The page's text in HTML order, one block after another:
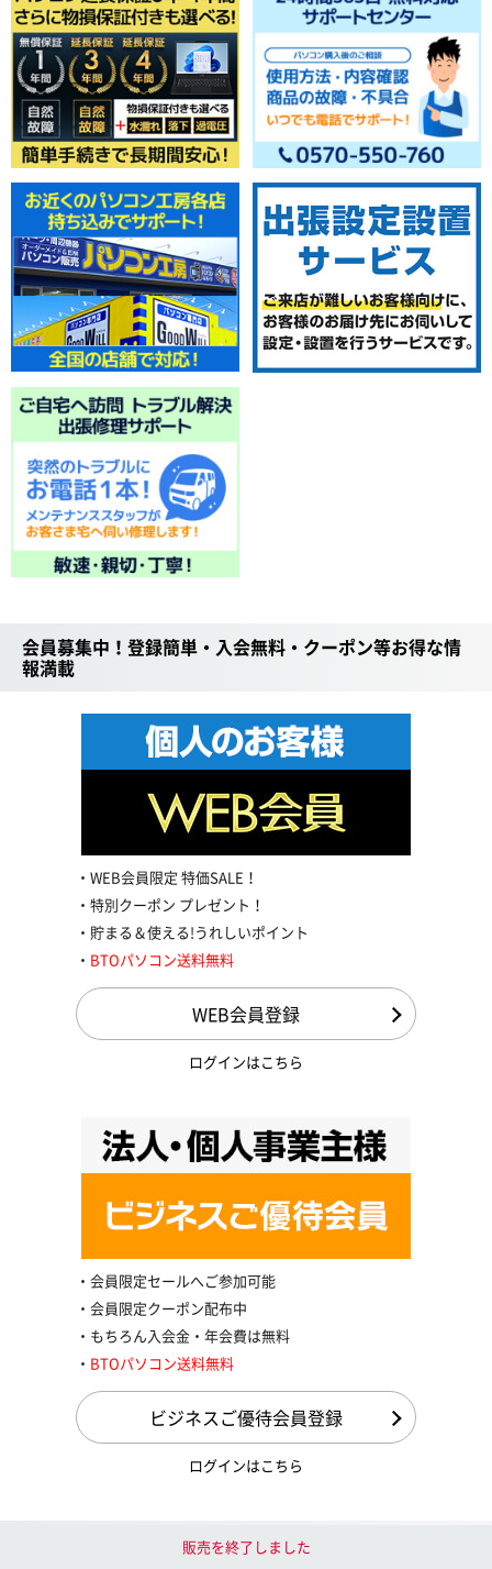
会員募集中！登録簡単・入会無料・クーポン等お得な情
報満載
WEB会員限定 特価SALE！
特別クーポン プレゼント！
貯まる＆使える!うれしいポイント
BTOパソコン送料無料
WEB会員登録
ログインはこちら
会員限定セールへご参加可能
会員限定クーポン配布中
もちろん入会金・年会費は無料
BTOパソコン送料無料
ビジネスご優待会員登録
ログインはこちら
購入に関するお問い合わせ販売を終了しました